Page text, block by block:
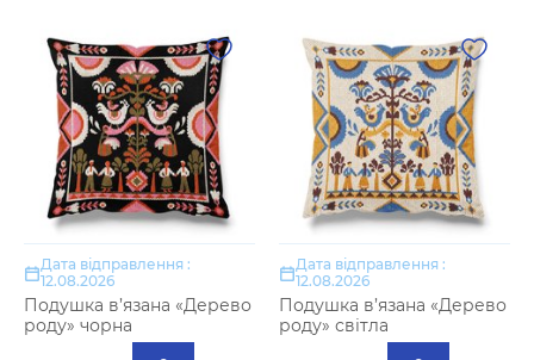
Дата відправлення :
12.08.2026
Подушка в’язана «Дерево
роду» чорна
Дата відправлення :
12.08.2026
Подушка в’язана «Дерево
роду» світла